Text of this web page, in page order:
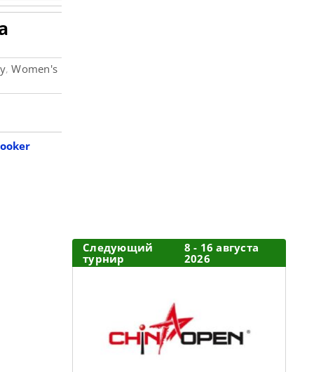
,Women's
Следующий
турнир
8 - 16 августа
2026